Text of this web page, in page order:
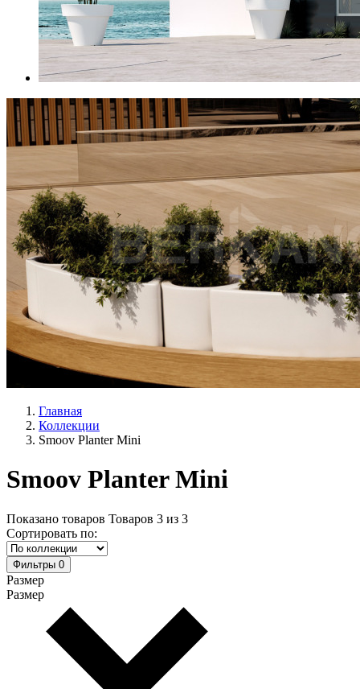
Главная
Коллекции
Smoov Planter Mini
Smoov Planter Mini
Показано товаров Товаров 3 из 3
Сортировать по:
Фильтры 0
Размер
Размер